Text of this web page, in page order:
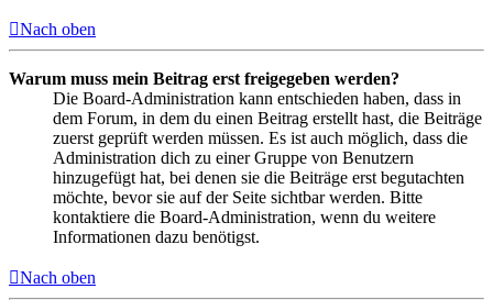
Nach oben
Warum muss mein Beitrag erst freigegeben werden?
Die Board-Administration kann entschieden haben, dass in
dem Forum, in dem du einen Beitrag erstellt hast, die Beiträge
zuerst geprüft werden müssen. Es ist auch möglich, dass die
Administration dich zu einer Gruppe von Benutzern
hinzugefügt hat, bei denen sie die Beiträge erst begutachten
möchte, bevor sie auf der Seite sichtbar werden. Bitte
kontaktiere die Board-Administration, wenn du weitere
Informationen dazu benötigst.
Nach oben